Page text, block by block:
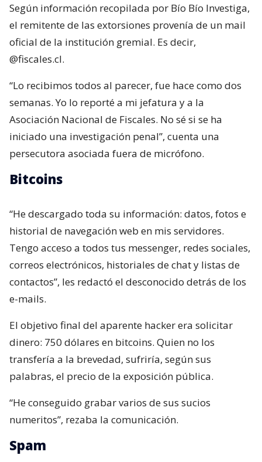
Según información recopilada por Bío Bío Investiga,
el remitente de las extorsiones provenía de un mail
oficial de la institución gremial. Es decir,
@fiscales.cl.
“Lo recibimos todos al parecer, fue hace como dos
semanas. Yo lo reporté a mi jefatura y a la
Asociación Nacional de Fiscales. No sé si se ha
iniciado una investigación penal”, cuenta una
persecutora asociada fuera de micrófono.
Bitcoins
“He descargado toda su información: datos, fotos e
historial de navegación web en mis servidores.
Tengo acceso a todos tus messenger, redes sociales,
correos electrónicos, historiales de chat y listas de
contactos”, les redactó el desconocido detrás de los
e-mails.
El objetivo final del aparente hacker era solicitar
dinero: 750 dólares en bitcoins. Quien no los
transfería a la brevedad, sufriría, según sus
palabras, el precio de la exposición pública.
“He conseguido grabar varios de sus sucios
numeritos”, rezaba la comunicación.
Spam